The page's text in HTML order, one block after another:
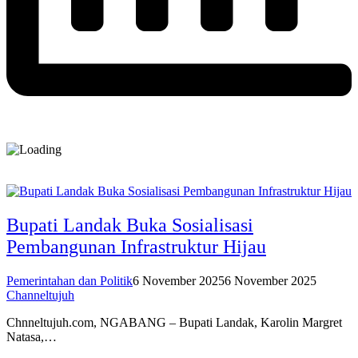
Bupati Landak Buka Sosialisasi
Pembangunan Infrastruktur Hijau
Pemerintahan dan Politik6 November 20256 November 2025
Channeltujuh
Chnneltujuh.com, NGABANG – Bupati Landak, Karolin Margret
Natasa,…